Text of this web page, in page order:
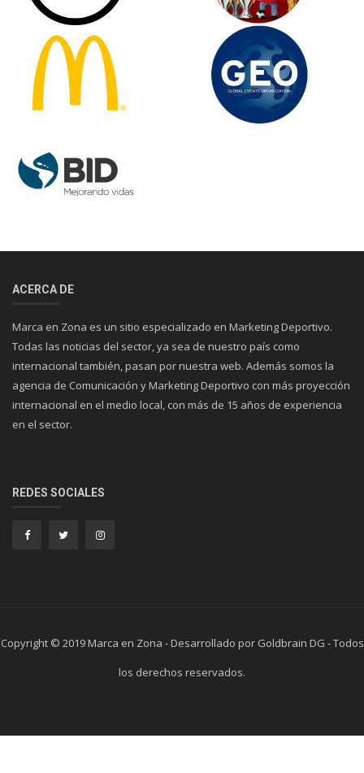
ACERCA DE
Marca en Zona es un sitio especializado en Marketing Deportivo.
Todas las noticias del sector, ya sea de nuestro país como
internacional también, pasan por nuestra web. Además somos la
agencia de Comunicación y Marketing Deportivo con más proyección
internacional en el medio local, con más de 15 años de experiencia
en el sector.
REDES SOCIALES
Copyright © 2019 Marca en Zona - Desarrollado por Goldbrain DG - Todos
los derechos reservados.